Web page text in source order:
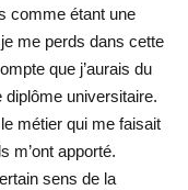
comme étant une
me perds dans cette
que j’aurais du
diplôme universitaire.
métier qui me faisait
m’ont apporté.
sens de la